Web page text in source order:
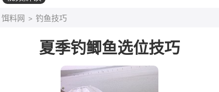
饵料网 > 钓鱼技巧
夏季钓鲫鱼选位技巧